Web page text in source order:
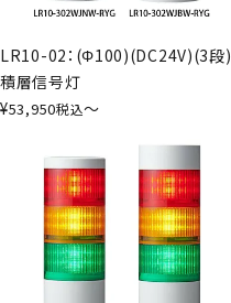
LR10-02：(Φ100)(DC24V)(3段)
積層信号灯
¥53,950税込〜